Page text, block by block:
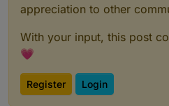
appreciation to other
With your input, this post
💗
Register Login